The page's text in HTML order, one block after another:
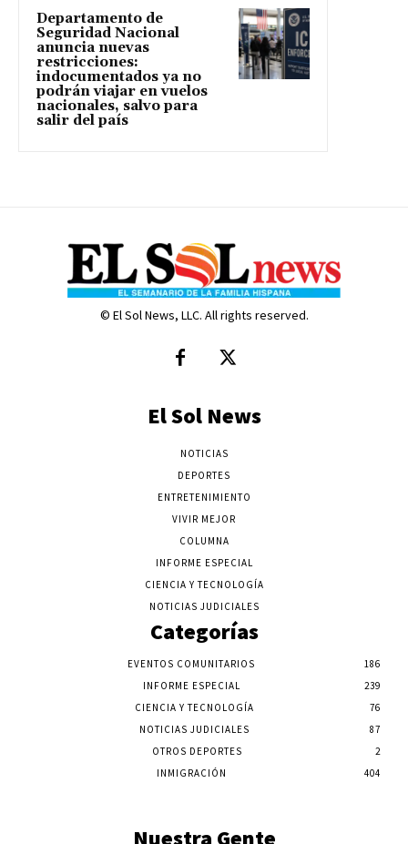
Departamento de
Seguridad Nacional
anuncia nuevas
restricciones:
indocumentados ya no
podrán viajar en vuelos
nacionales, salvo para
salir del país
© El Sol News, LLC. All rights reserved.
El Sol News
NOTICIAS
DEPORTES
ENTRETENIMIENTO
VIVIR MEJOR
COLUMNA
INFORME ESPECIAL
CIENCIA Y TECNOLOGÍA
NOTICIAS JUDICIALES
Categorías
EVENTOS COMUNITARIOS
186
INFORME ESPECIAL
239
CIENCIA Y TECNOLOGÍA
76
NOTICIAS JUDICIALES
87
OTROS DEPORTES
2
INMIGRACIÓN
404
Nuestra Gente